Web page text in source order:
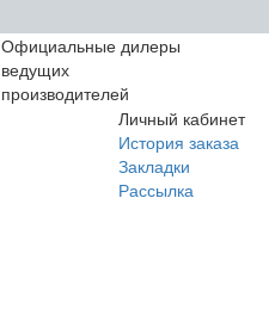
Официальные дилеры
ведущих
производителей
Личный кабинет
История заказа
Закладки
Рассылка